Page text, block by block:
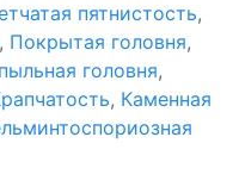
пятнистость,
, Покрытая головня,
головня,
, Каменная